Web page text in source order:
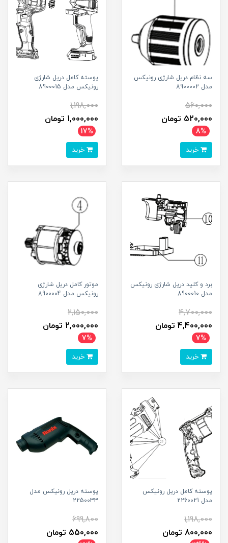
سه نظام دریل شارژی رونیکس
مدل 8900002
560,000
520,000 تومان
8%
پوسته کامل دریل شارژی
رونیکس مدل 8900015
1,198,000
1,000,000 تومان
17%
برد و کلید دریل شارژی رونیکس
مدل 8900010
4,700,000
4,400,000 تومان
7%
موتور کامل دریل شارژی
رونیکس مدل 8900004
2,150,000
2,000,000 تومان
7%
پوسته کامل دریل رونیکس
مدل 2260021
1,198,000
800,000 تومان
پوسته دریل رونیکس مدل
2250033
699,800
550,000 تومان